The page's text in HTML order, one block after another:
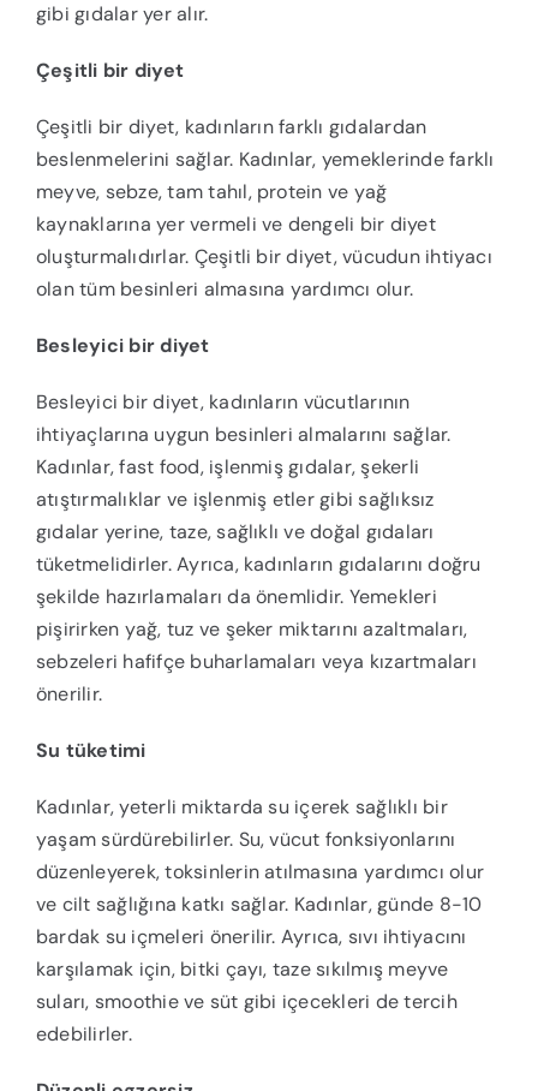
gibi gıdalar yer alır.
Çeşitli bir diyet
Çeşitli bir diyet, kadınların farklı gıdalardan
beslenmelerini sağlar. Kadınlar, yemeklerinde farklı
meyve, sebze, tam tahıl, protein ve yağ
kaynaklarına yer vermeli ve dengeli bir diyet
oluşturmalıdırlar. Çeşitli bir diyet, vücudun ihtiyacı
olan tüm besinleri almasına yardımcı olur.
Besleyici bir diyet
Besleyici bir diyet, kadınların vücutlarının
ihtiyaçlarına uygun besinleri almalarını sağlar.
Kadınlar, fast food, işlenmiş gıdalar, şekerli
atıştırmalıklar ve işlenmiş etler gibi sağlıksız
gıdalar yerine, taze, sağlıklı ve doğal gıdaları
tüketmelidirler. Ayrıca, kadınların gıdalarını doğru
şekilde hazırlamaları da önemlidir. Yemekleri
pişirirken yağ, tuz ve şeker miktarını azaltmaları,
sebzeleri hafifçe buharlamaları veya kızartmaları
önerilir.
Su tüketimi
Kadınlar, yeterli miktarda su içerek sağlıklı bir
yaşam sürdürebilirler. Su, vücut fonksiyonlarını
düzenleyerek, toksinlerin atılmasına yardımcı olur
ve cilt sağlığına katkı sağlar. Kadınlar, günde 8-10
bardak su içmeleri önerilir. Ayrıca, sıvı ihtiyacını
karşılamak için, bitki çayı, taze sıkılmış meyve
suları, smoothie ve süt gibi içecekleri de tercih
edebilirler.